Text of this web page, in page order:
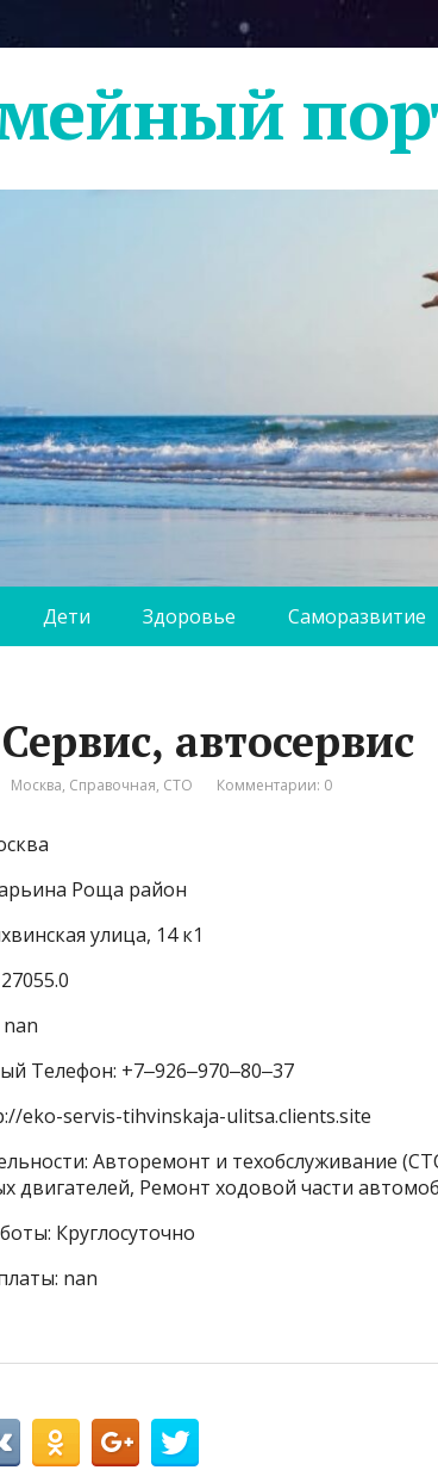
Дети Здоровье Саморазвитие
автосервис
Москва, Справочная, СТО Комментарии: 0
Роща район
улица, 14 к1
Телефон: +7‒926‒970‒80‒37
eko-servis-tihvinskaja-ulitsa.clients.site
Авторемонт и техобслуживание
двигателей, Ремонт ходовой части
Круглосуточно
nan